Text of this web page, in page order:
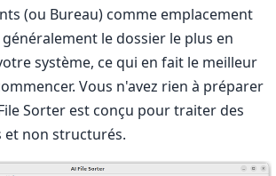
(ou Bureau) comme emplacement
le dossier le plus en
système, ce qui en fait le meilleur
Vous n'avez rien à préparer
Sorter est conçu pour traiter des
et non structurés.